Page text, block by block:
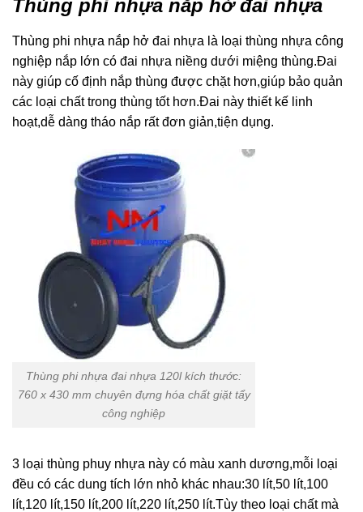
Thùng phi nhựa nắp hở đai nhựa
Thùng phi nhựa nắp hở đai nhựa là loại thùng nhựa công
nghiệp nắp lớn có đai nhựa niềng dưới miệng thùng.Đai
này giúp cố định nắp thùng được chặt hơn,giúp bảo quản
các loại chất trong thùng tốt hơn.Đai này thiết kế linh
hoạt,dễ dàng tháo nắp rất đơn giản,tiện dụng.
Thùng phi nhựa đai nhựa 120l kích thước:
760 x 430 mm chuyên đựng hóa chất giặt tẩy
công nghiệp
3 loại thùng phuy nhựa này có màu xanh dương,mỗi loại
đều có các dung tích lớn nhỏ khác nhau:30 lít,50 lít,100
lít,120 lít,150 lít,200 lít,220 lít,250 lít.Tùy theo loại chất mà